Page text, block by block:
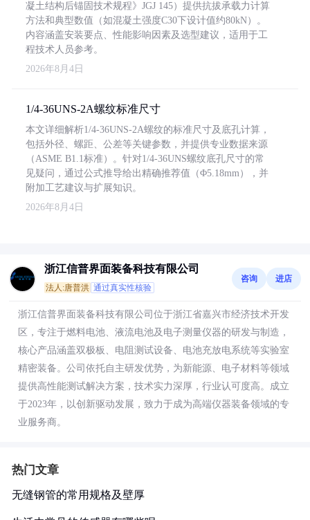
凝土结构后锚固技术规程》JGJ 145）提供抗拔承载力计算
方法和典型数值（如混凝土强度C30下设计值约80kN）。
内容涵盖安装要点、性能影响因素及选型建议，适用于工
程技术人员参考。
2026年8月4日
1/4-36UNS-2A螺纹标准尺寸
本文详细解析1/4-36UNS-2A螺纹的标准尺寸及底孔计算，
包括外径、螺距、公差等关键参数，并提供专业数据来源
（ASME B1.1标准）。针对1/4-36UNS螺纹底孔尺寸的常
见疑问，通过公式推导给出精确推荐值（Φ5.18mm），并
附加工艺建议与扩展知识。
2026年8月4日
浙江信普界面装备科技有限公司
法人:唐普洪 通过真实性核验
咨询 进店
浙江信普界面装备科技有限公司位于浙江省嘉兴市经济技术开发
区，专注于燃料电池、液流电池及电子测量仪器的研发与制造，
核心产品涵盖双极板、电阻测试设备、电池充放电系统等实验室
精密装备。公司依托自主研发优势，为新能源、电子材料等领域
提供高性能测试解决方案，技术实力深厚，行业认可度高。成立
于2023年，以创新驱动发展，致力于成为高端仪器装备领域的专
业服务商。
热门文章
无缝钢管的常用规格及壁厚